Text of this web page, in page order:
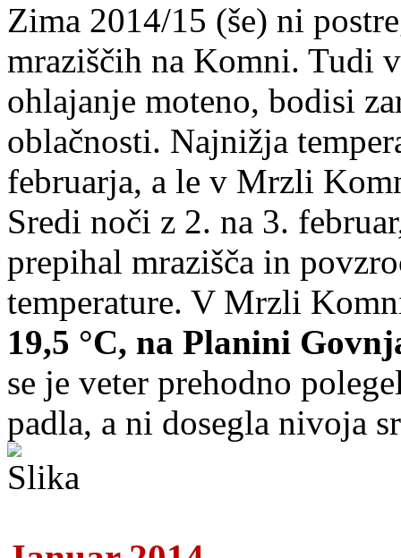
Zima 2014/15 (še) ni
mraziščih na Komni. Tudi
ohlajanje moteno, bodisi
oblačnosti. Najnižja
februarja, a le v Mrzli
Sredi noči z 2. na 3.
prepihal mrazišča in
temperature. V Mrzli
19,5 °C, na Planini
se je veter prehodno
padla, a ni dosegla nivoja